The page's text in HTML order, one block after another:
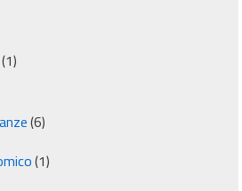
(1)
(6)
(1)